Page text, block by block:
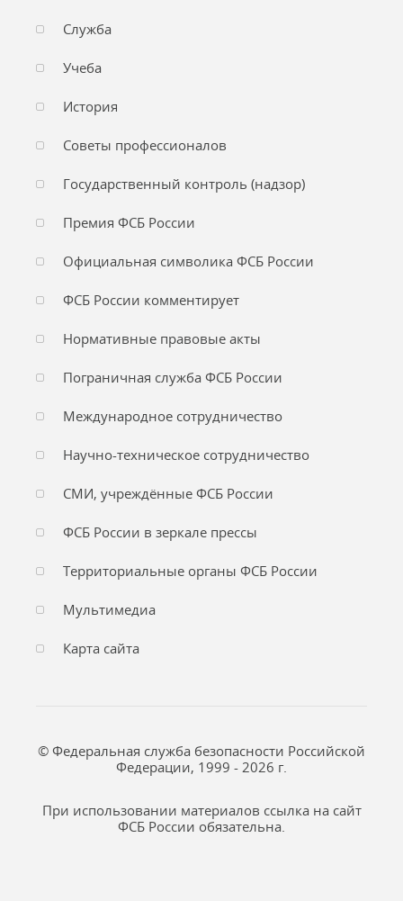
Служба
Учеба
История
Советы профессионалов
Государственный контроль (надзор)
Премия ФСБ России
Официальная символика ФСБ России
ФСБ России комментирует
Нормативные правовые акты
Пограничная служба ФСБ России
Международное сотрудничество
Научно-техническое сотрудничество
СМИ, учреждённые ФСБ России
ФСБ России в зеркале прессы
Территориальные органы ФСБ России
Мультимедиа
Карта сайта
© Федеральная служба безопасности Российской
Федерации, 1999 - 2026 г.
При использовании материалов ссылка на сайт
ФСБ России обязательна.